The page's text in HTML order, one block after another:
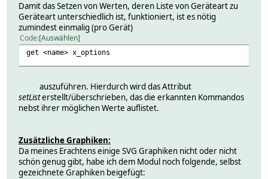
Damit das Setzen von Werten, deren Liste von Geräteart zu
Geräteart unterschiedlich ist, funktioniert, ist es nötig
zumindest einmalig (pro Gerät)
Code Auswählen
get <name> x_options
auszuführen. Hierdurch wird das Attribut
setListerstellt/überschrieben, das die erkannten Kommandos
nebst ihrer möglichen Werte auflistet.
Zusätzliche Graphiken:
Da meines Erachtens einige SVG Graphiken nicht oder nicht
schön genug gibt, habe ich dem Modul noch folgende, selbst
gezeichnete Graphiken beigefügt: